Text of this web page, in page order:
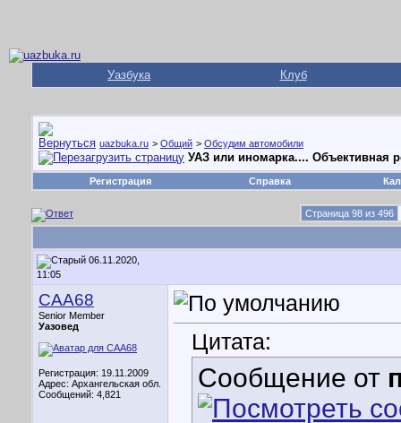
Уазбука Клуб
uazbuka.ru > Общий > Обсудим автомобили
УАЗ или иномарка.... Объективная
Регистрация Справка
Страница 98 из 496
06.11.2020,
11:05
CAA68
Senior Member
Уазовед
Регистрация: 19.11.2009
Адрес: Архангельская обл.
Сообщений: 4,821
Цитата:
Сообщение от